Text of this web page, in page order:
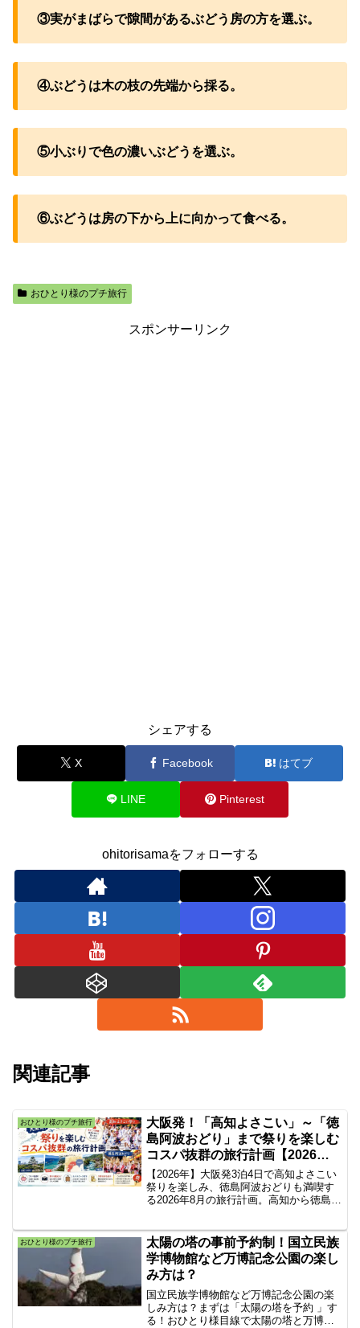
③実がまばらで隙間があるぶどう房の方を選ぶ。
④ぶどうは木の枝の先端から採る。
⑤小ぶりで色の濃いぶどうを選ぶ。
⑥ぶどうは房の下から上に向かって食べる。
おひとり様のプチ旅行
スポンサーリンク
シェアする
X Facebook はてブ
LINE Pinterest
ohitorisamaをフォローする
関連記事
おひとり様のプチ旅行
大阪発！「高知よさこい」～「徳
島阿波おどり」まで祭りを楽しむ
コスパ抜群の旅行計画【2026年8
月出発】
【2026年】大阪発3泊4日で高知よさこい
祭りを楽しみ、徳島阿波おどりも満喫す
る2026年8月の旅行計画。高知から徳島へ
します。無駄なく回れるコスパ抜群の実
践的なモデルプランです。
おひとり様のプチ旅行
太陽の塔の事前予約制！国立民族
学博物館など万博記念公園の楽し
み方は？
国立民族学博物館など万博記念公園の楽
しみ方は？まずは「太陽の塔を予約 」す
る！おひとり様目線で太陽の塔と万博記